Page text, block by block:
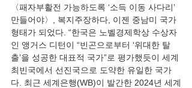
〈패자부활전 가능하도록 ‘소득 이동 사다리’
만들어야〉, 복지주장하다, 이젠 중남미 국가
형태가 되었다. “한국은 노벨경제학상 수상자
인 앵거스 디턴이 “빈곤으로부터 ‘위대한 탈
출’을 성공한 대표적 국가”로 평가했듯이 세계
최빈국에서 선진국으로 도약한 유일한 국가
다. 최근 세계은행(WB)이 발간한 2024년 세계